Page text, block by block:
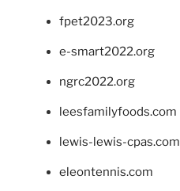
fpet2023.org
e-smart2022.org
ngrc2022.org
leesfamilyfoods.com
lewis-lewis-cpas.com
eleontennis.com